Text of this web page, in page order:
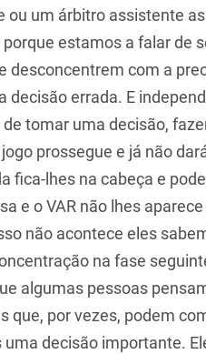
um árbitro assistente
estamos a falar de
desconcentrem com a
decisão errada. E
tomar uma decisão,
prossegue e já não
fica-lhes na cabeça e
e o VAR não lhes
não acontece eles
na fase
algumas pessoas
que, por vezes, podem
decisão importante.